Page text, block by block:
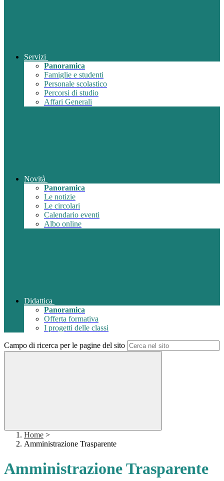
Servizi
Panoramica
Famiglie e studenti
Personale scolastico
Percorsi di studio
Affari Generali
Novità
Panoramica
Le notizie
Le circolari
Calendario eventi
Albo online
Didattica
Panoramica
Offerta formativa
I progetti delle classi
Campo di ricerca per le pagine del sito
Home >
Amministrazione Trasparente
Amministrazione Trasparente